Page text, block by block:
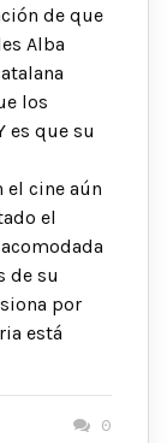
de que
Alba
los
es que su
el cine aún
el
de su
por
está
0